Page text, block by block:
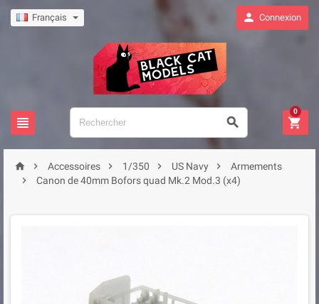
Français  Connexion
  
0
  Accessoires  1/350  US Navy 
Armements

Canon de 40mm Bofors quad Mk.2 Mod.3 (x4)